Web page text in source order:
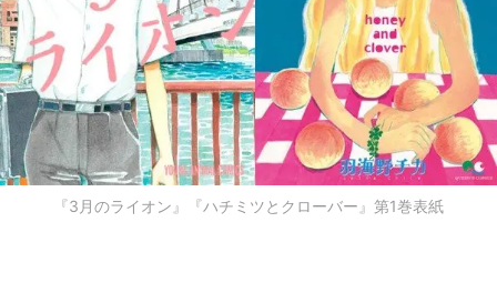
『3月のライオン』『ハチミツとクローバー』第1巻表紙